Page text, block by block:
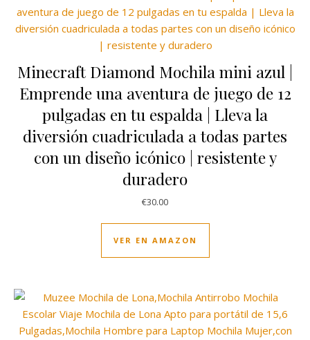
Minecraft Diamond Mochila mini azul |
Emprende una aventura de juego de 12
pulgadas en tu espalda | Lleva la
diversión cuadriculada a todas partes
con un diseño icónico | resistente y
duradero
€30.00
VER EN AMAZON